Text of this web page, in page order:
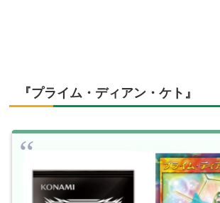
『プライム・ディアン・ケト』